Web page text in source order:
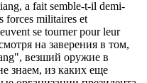
a fait semble-t-il demi-
forces militaires et
se tourner pour leur
на заверения в том,
везший оружие в
знаем, из каких еще